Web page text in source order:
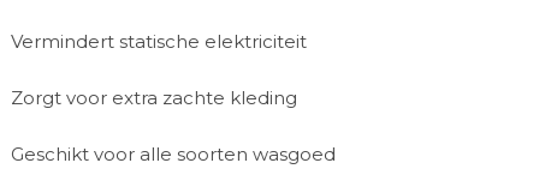
Vermindert statische elektriciteit
Zorgt voor extra zachte kleding
Geschikt voor alle soorten wasgoed